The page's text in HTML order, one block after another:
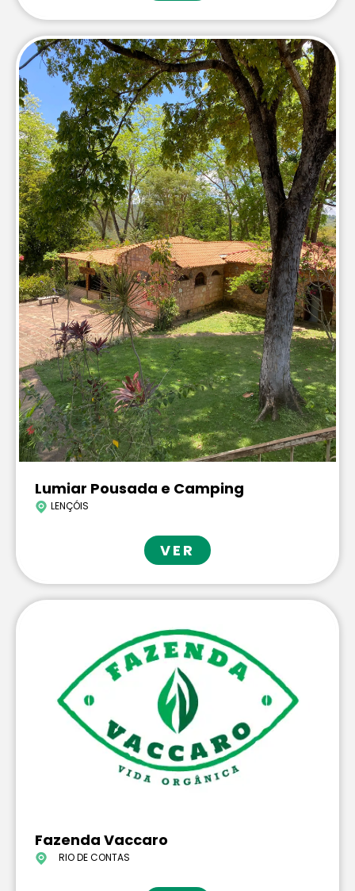
Lumiar Pousada e Camping
LENÇÓIS
VER
Fazenda Vaccaro
RIO DE CONTAS